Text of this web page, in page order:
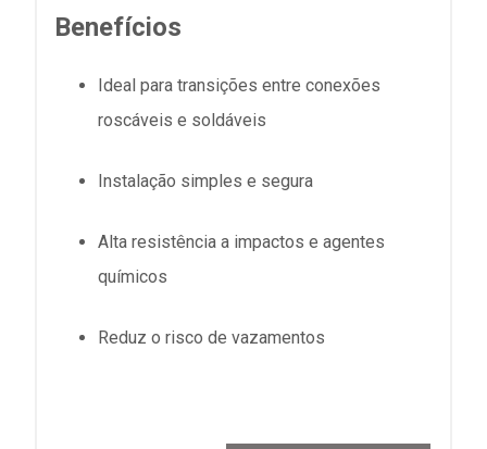
Benefícios
Ideal para transições entre conexões
roscáveis e soldáveis
Instalação simples e segura
Alta resistência a impactos e agentes
químicos
Reduz o risco de vazamentos